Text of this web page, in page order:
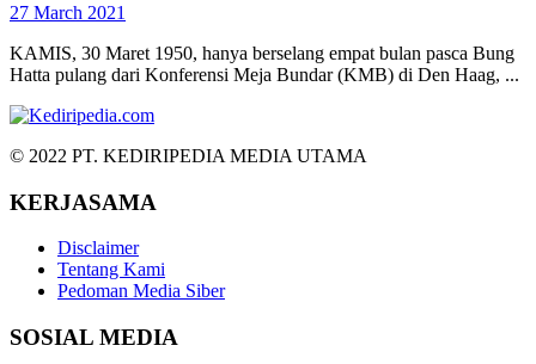
27 March 2021
KAMIS, 30 Maret 1950, hanya berselang empat bulan pasca Bung
Hatta pulang dari Konferensi Meja Bundar (KMB) di Den Haag, ...
© 2022 PT. KEDIRIPEDIA MEDIA UTAMA
KERJASAMA
Disclaimer
Tentang Kami
Pedoman Media Siber
SOSIAL MEDIA